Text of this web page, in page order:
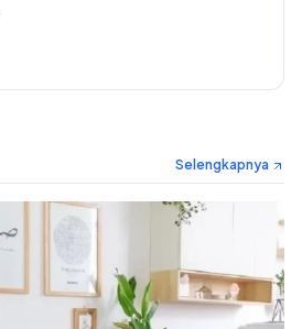
Selengkapnya